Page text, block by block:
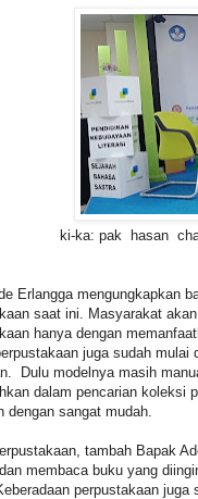
ki-ka: pak hasan
Erlangga mengungkapkan
saat ini. Masyarakat
hanya dengan
juga sudah mulai
Dulu modelnya masih
dalam pencarian koleksi
dengan sangat mudah.
tambah Bapak
membaca buku yang
perpustakaan juga